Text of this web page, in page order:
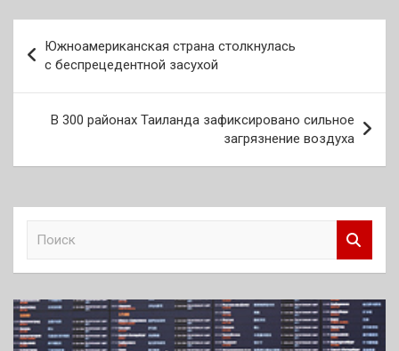
по
записям
Южноамериканская страна столкнулась
с беспрецедентной засухой
В 300 районах Таиланда зафиксировано сильное
загрязнение воздуха
к